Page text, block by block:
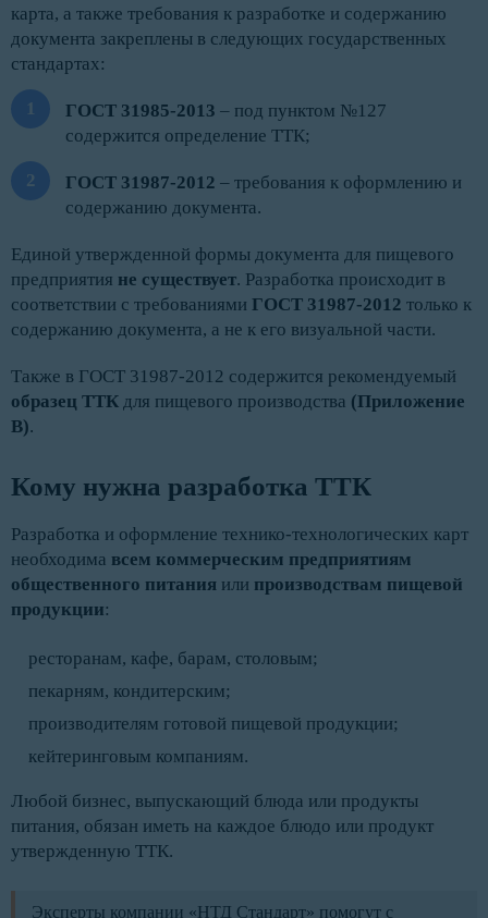
карта, а также требования к разработке и содержанию
документа закреплены в следующих государственных
стандартах:
ГОСТ 31985-2013 – под пунктом №127
содержится определение ТТК;
ГОСТ 31987-2012 – требования к оформлению и
содержанию документа.
Единой утвержденной формы документа для пищевого
предприятия не существует. Разработка происходит в
соответствии с требованиями ГОСТ 31987-2012 только к
содержанию документа, а не к его визуальной части.
Также в ГОСТ 31987-2012 содержится рекомендуемый
образец ТТК для пищевого производства (Приложение
В).
Кому нужна разработка ТТК
Разработка и оформление технико-технологических карт
необходима всем коммерческим предприятиям
общественного питания или производствам пищевой
продукции:
ресторанам, кафе, барам, столовым;
пекарням, кондитерским;
производителям готовой пищевой продукции;
кейтеринговым компаниям.
Любой бизнес, выпускающий блюда или продукты
питания, обязан иметь на каждое блюдо или продукт
утвержденную ТТК.
Эксперты компании «НТД Стандарт» помогут с